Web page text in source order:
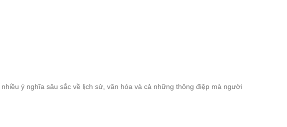
ý nghĩa sâu sắc về lịch sử, văn hóa và cả những thông điệp mà người